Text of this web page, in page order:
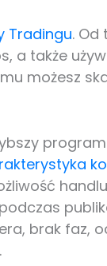
Tradingu. Od
a także
możesz
brak faz,